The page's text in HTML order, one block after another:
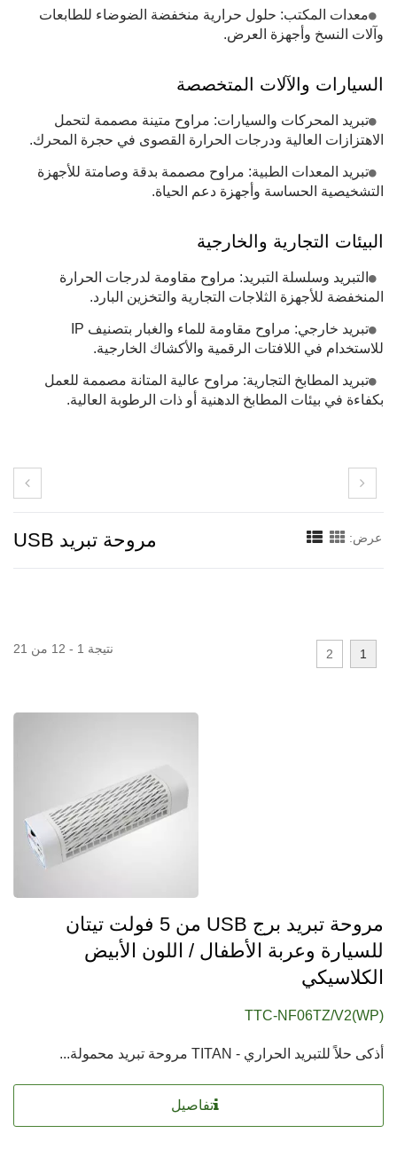
معدات المكتب: حلول حرارية منخفضة الضوضاء للطابعات
وآلات النسخ وأجهزة العرض.
السيارات والآلات المتخصصة
تبريد المحركات والسيارات: مراوح متينة مصممة لتحمل
الاهتزازات العالية ودرجات الحرارة القصوى في حجرة المحرك.
تبريد المعدات الطبية: مراوح مصممة بدقة وصامتة للأجهزة
التشخيصية الحساسة وأجهزة دعم الحياة.
البيئات التجارية والخارجية
التبريد وسلسلة التبريد: مراوح مقاومة لدرجات الحرارة
المنخفضة للأجهزة الثلاجات التجارية والتخزين البارد.
تبريد خارجي: مراوح مقاومة للماء والغبار بتصنيف IP
للاستخدام في اللافتات الرقمية والأكشاك الخارجية.
تبريد المطابخ التجارية: مراوح عالية المتانة مصممة للعمل
بكفاءة في بيئات المطابخ الدهنية أو ذات الرطوبة العالية.
مروحة تبريد USB عرض:
نتيجة 1 - 12 من 21 1
2
مروحة تبريد برج USB من 5 فولت تيتان
للسيارة وعربة الأطفال / اللون الأبيض
الكلاسيكي
TTC-NF06TZ/V2(WP)
أذكى حلاً للتبريد الحراري - TITAN مروحة تبريد محمولة...
تفاصيل